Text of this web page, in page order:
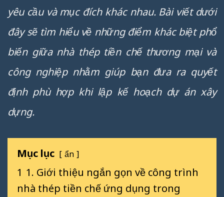
yêu cầu và mục đích khác nhau. Bài viết dưới
đây sẽ tìm hiểu về những điểm khác biệt phổ
biến giữa nhà thép tiền chế thương mại và
công nghiệp nhằm giúp bạn đưa ra quyết
định phù hợp khi lập kế hoạch dự án xây
dựng.
Mục lục ẩn
1 1. Giới thiệu ngắn gọn về công trình
nhà thép tiền chế ứng dụng trong